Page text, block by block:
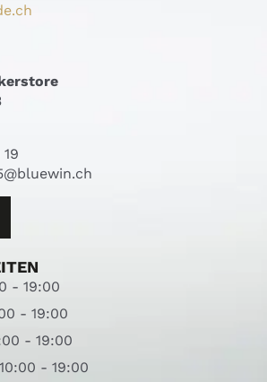
- 19:00
- 19:00
- 19:00
- 19:00